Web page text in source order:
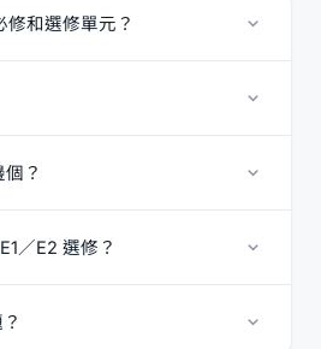
修和選修單元？
？
／E2 選修？